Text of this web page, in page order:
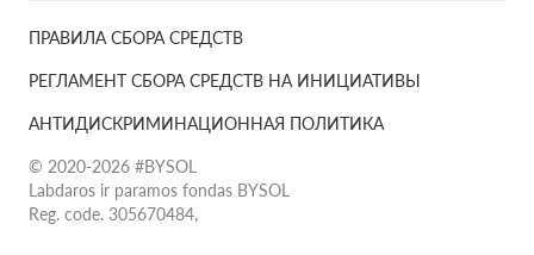
ПРАВИЛА СБОРА СРЕДСТВ
РЕГЛАМЕНТ СБОРА СРЕДСТВ НА ИНИЦИАТИВЫ
АНТИДИСКРИМИНАЦИОННАЯ ПОЛИТИКА
© 2020-2026 #BYSOL
Labdaros ir paramos fondas BYSOL
Reg. code. 305670484,